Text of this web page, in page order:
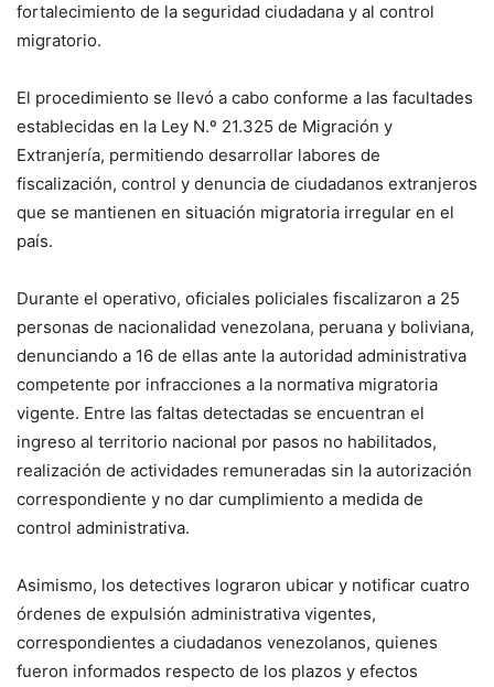
fortalecimiento de la seguridad ciudadana y al control
migratorio.
El procedimiento se llevó a cabo conforme a las facultades
establecidas en la Ley N.º 21.325 de Migración y
Extranjería, permitiendo desarrollar labores de
fiscalización, control y denuncia de ciudadanos extranjeros
que se mantienen en situación migratoria irregular en el
país.
Durante el operativo, oficiales policiales fiscalizaron a 25
personas de nacionalidad venezolana, peruana y boliviana,
denunciando a 16 de ellas ante la autoridad administrativa
competente por infracciones a la normativa migratoria
vigente. Entre las faltas detectadas se encuentran el
ingreso al territorio nacional por pasos no habilitados,
realización de actividades remuneradas sin la autorización
correspondiente y no dar cumplimiento a medida de
control administrativa.
Asimismo, los detectives lograron ubicar y notificar cuatro
órdenes de expulsión administrativa vigentes,
correspondientes a ciudadanos venezolanos, quienes
fueron informados respecto de los plazos y efectos